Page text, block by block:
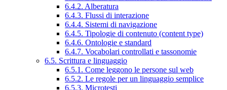
6.4.2. Alberatura
6.4.3. Flussi di interazione
6.4.4. Sistemi di navigazione
6.4.5. Tipologie di contenuto (content type)
6.4.6. Ontologie e standard
6.4.7. Vocabolari controllati e tassonomie
6.5. Scrittura e linguaggio
6.5.1. Come leggono le persone sul web
6.5.2. Le regole per un linguaggio semplice
6.5.3. Microtesti